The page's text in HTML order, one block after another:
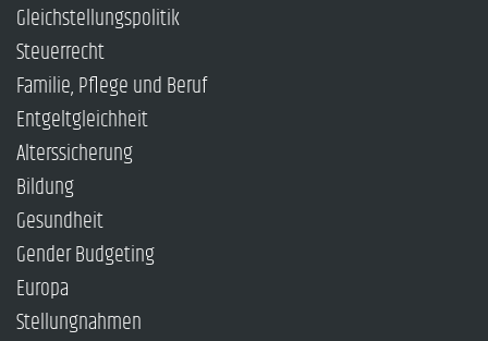
Gleichstellungspolitik
Steuerrecht
Familie, Pflege und Beruf
Entgeltgleichheit
Alterssicherung
Bildung
Gesundheit
Gender Budgeting
Europa
Stellungnahmen